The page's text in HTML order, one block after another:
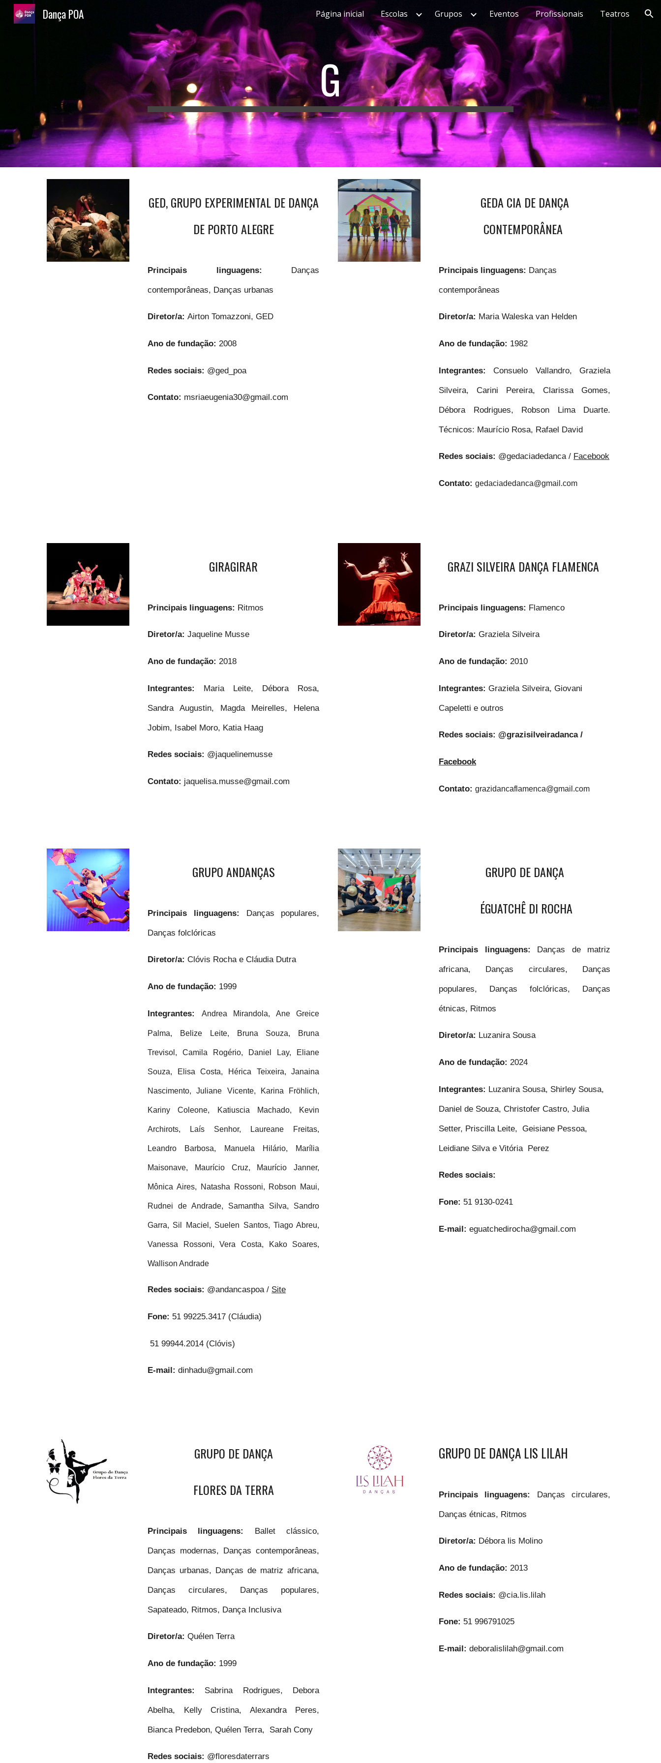
Skip to main content Skip to navigation
Dança POA Página inicial Escolas Grupos Eventos Profissionais Teatros
G
GED, GRUPO EXPERIMENTAL DE DANÇA
DE PORTO ALEGRE
Principais linguagens: Danças
contemporâneas, Danças urbanas
Diretor/a:Airton Tomazzoni, GED
Ano de fundação: 2008
Redes sociais: @ged_poa
Contato: msriaeugenia30@gmail.com
GEDA CIA DE DANÇA
CONTEMPORÂNEA
Principais linguagens: Danças
contemporâneas
Diretor/a: Maria Waleska van Helden
Ano de fundação: 1982
Integrantes:Consuelo Vallandro, Graziela
Silveira, Carini Pereira, Clarissa Gomes,
Débora Rodrigues, Robson Lima Duarte.
Técnicos: Maurício Rosa, Rafael David
Redes sociais: @gedaciadedanca / Facebook
Contato:gedaciadedanca@gmail.com
GIRAGIRAR
Principais linguagens: Ritmos
Diretor/a:Jaqueline Musse
Ano de fundação: 2018
Integrantes: Maria Leite, Débora Rosa,
Sandra Augustin, Magda Meirelles, Helena
Jobim, Isabel Moro, Katia Haag
Redes sociais: @jaquelinemusse
Contato: jaquelisa.musse@gmail.com
GRAZI SILVEIRA DANÇA FLAMENCA
Principais linguagens: Flamenco
Diretor/a:Graziela Silveira
Ano de fundação: 2010
Integrantes:Graziela Silveira, Giovani
Capeletti e outros
Redes sociais: @grazisilveiradanca /
Facebook
Contato:grazidancaflamenca@gmail.com
GRUPO ANDANÇAS
Principais linguagens: Danças populares,
Danças folclóricas
Diretor/a:Clóvis Rocha e Cláudia Dutra
Ano de fundação: 1999
Integrantes: Andrea Mirandola, Ane Greice
Palma, Belize Leite, Bruna Souza, Bruna
Trevisol, Camila Rogério, Daniel Lay, Eliane
Souza, Elisa Costa, Hérica Teixeira, Janaina
Nascimento, Juliane Vicente, Karina Fröhlich,
Kariny Coleone, Katiuscia Machado, Kevin
Archirots, Laís Senhor, Laureane Freitas,
Leandro Barbosa, Manuela Hilário, Marília
Maisonave, Maurício Cruz, Maurício Janner,
Mônica Aires, Natasha Rossoni, Robson Maui,
Rudnei de Andrade, Samantha Silva, Sandro
Garra, Sil Maciel, Suelen Santos, Tiago Abreu,
Vanessa Rossoni, Vera Costa, Kako Soares,
Wallison Andrade
Redes sociais: @andancaspoa / Site
Fone: 51 99225.3417 (Cláudia)
51 99944.2014 (Clóvis)
E-mail:dinhadu@gmail.com
GRUPO DE DANÇA
ÉGUATCHÊ DI ROCHA
Principais linguagens: Danças de matriz
africana, Danças circulares, Danças
populares, Danças folclóricas, Danças
étnicas, Ritmos
Diretor/a: Luzanira Sousa
Ano de fundação: 2024
Integrantes: Luzanira Sousa, Shirley Sousa,
Daniel de Souza, Christofer Castro, Julia
Setter, Priscilla Leite, Geisiane Pessoa,
Leidiane Silva e Vitória Perez
Redes sociais:
Fone: 51 9130-0241
E-mail:eguatchedirocha@gmail.com
GRUPO DE DANÇA
FLORES DA TERRA
Principais linguagens: Ballet clássico,
Danças modernas, Danças contemporâneas,
Danças urbanas, Danças de matriz africana,
Danças circulares, Danças populares,
Sapateado, Ritmos, Dança Inclusiva
Diretor/a:Quélen Terra
Ano de fundação: 1999
Integrantes:
Sabrina Rodrigues, Debora
Abelha, Kelly Cristina, Alexandra Peres,
Bianca Predebon, Quélen Terra, Sarah Cony
Redes sociais: @floresdaterrars
GRUPO DE DANÇA LIS LILAH
Principais linguagens: Danças circulares,
Danças étnicas, Ritmos
Diretor/a: Débora lis Molino
Ano de fundação: 2013
Redes sociais: @cia.lis.lilah
Fone: 51 996791025
E-mail:deboralislilah@gmail.com